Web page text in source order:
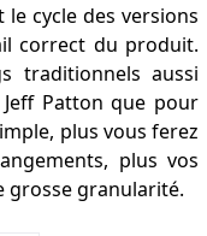
cycle des versions
correct du produit.
traditionnels aussi
Patton que pour
plus vous ferez
plus vos
grosse granularité.